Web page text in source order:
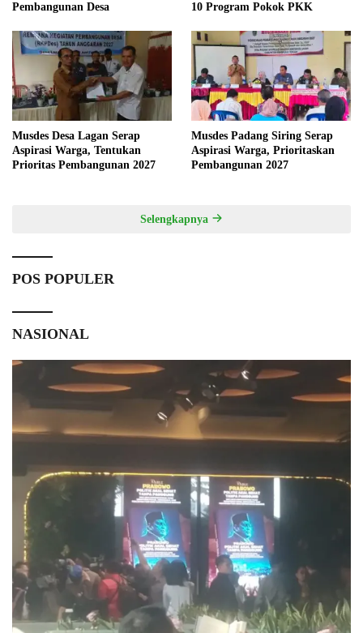
Pembangunan Desa
10 Program Pokok PKK
Musdes Desa Lagan Serap
Aspirasi Warga, Tentukan
Prioritas Pembangunan 2027
Musdes Padang Siring Serap
Aspirasi Warga, Prioritaskan
Pembangunan 2027
Selengkapnya
POS POPULER
NASIONAL